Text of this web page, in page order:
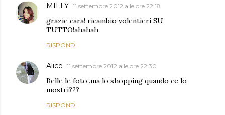
MILLY 11 settembre 2012 alle ore 22:18
grazie cara! ricambio volentieri SU
TUTTO!ahahah
RISPONDI
Alice 11 settembre 2012 alle ore 22:30
Belle le foto..ma lo shopping quando ce lo
mostri???
RISPONDI